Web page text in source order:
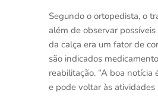
Segundo o ortopedista, o
além de observar
da calça era um fator de
são indicados
reabilitação. “A boa
e pode voltar às